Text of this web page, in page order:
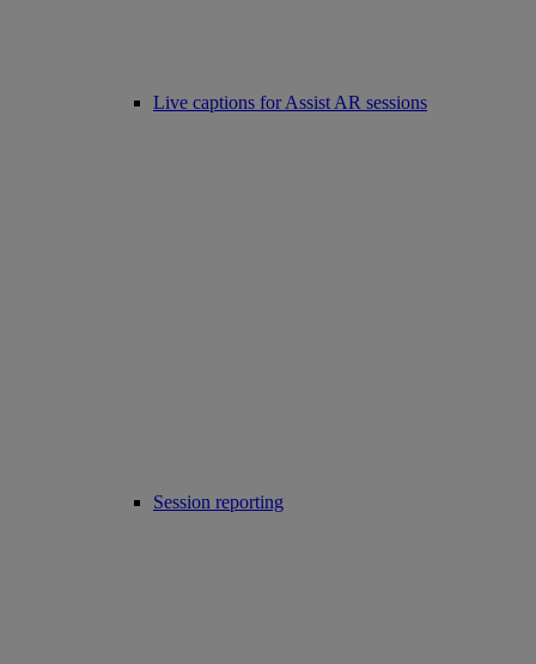
Live captions for Assist AR sessions
Session reporting